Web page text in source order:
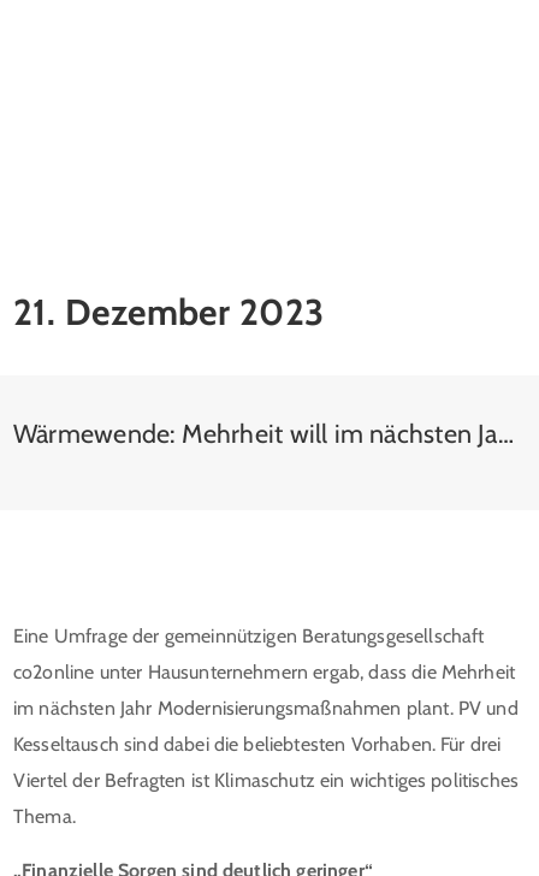
21. Dezember 2023
Wärmewende: Mehrheit will im nächsten Jahr ihr Haus modernisieren
Eine Umfrage der gemeinnützigen Beratungsgesellschaft
co2online unter Hausunternehmern ergab, dass die Mehrheit
im nächsten Jahr Modernisierungsmaßnahmen plant. PV und
Kesseltausch sind dabei die beliebtesten Vorhaben. Für drei
Viertel der Befragten ist Klimaschutz ein wichtiges politisches
Thema.
„Finanzielle Sorgen sind deutlich geringer“